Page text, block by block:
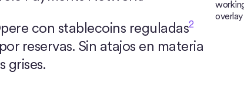
con stablecoins reguladas2
reservas. Sin atajos en materia
grises.